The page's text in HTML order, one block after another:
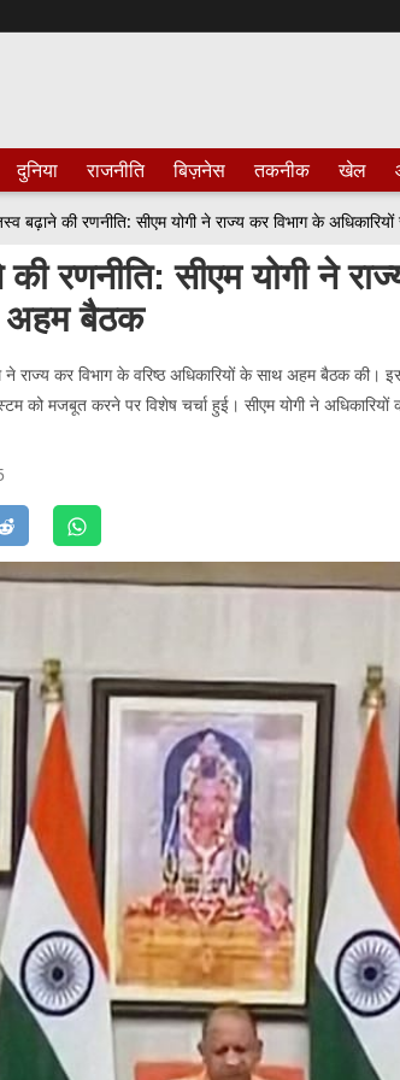
दुनिया राजनीति बिज़नेस तकनीक खेल
बढ़ाने की रणनीति: सीएम योगी ने राज्य कर विभाग के
रणनीति: सीएम योगी ने
अहम बैठक
राज्य कर विभाग के वरिष्ठ अधिकारियों के साथ अहम बैठक की।
मजबूत करने पर विशेष चर्चा हुई। सीएम योगी ने अधिकारियों